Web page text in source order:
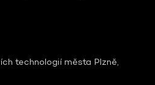
technologií města Plzně,